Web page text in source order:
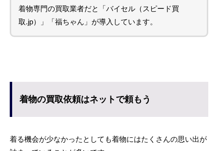
着物専門の買取業者だと「バイセル（スピード買
取.jp）」「福ちゃん」が導入しています。
着物の買取依頼はネットで頼もう
着る機会が少なかったとしても着物にはたくさんの思い出が